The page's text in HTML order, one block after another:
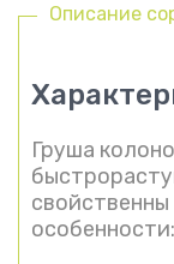
Описание
Груша
особенности: